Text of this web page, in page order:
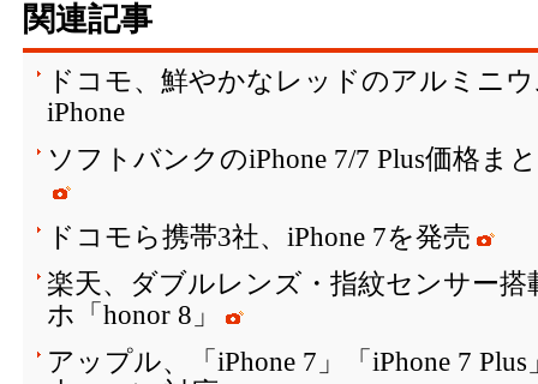
関連記事
ドコモ、鮮やかなレッドのアルミニ
iPhone
ソフトバンクのiPhone 7/7 Plus価格ま
ドコモら携帯3社、iPhone 7を発売
楽天、ダブルレンズ・指紋センサー
ホ「honor 8」
アップル、「iPhone 7」「iPhone 7